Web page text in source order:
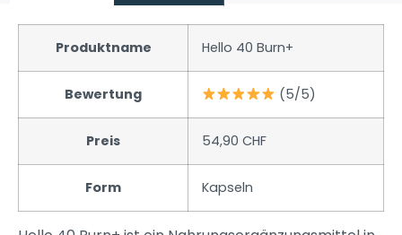
Produktname Hello 40 Burn+
Bewertung (5/5)
Preis 54,90 CHF
Form Kapseln